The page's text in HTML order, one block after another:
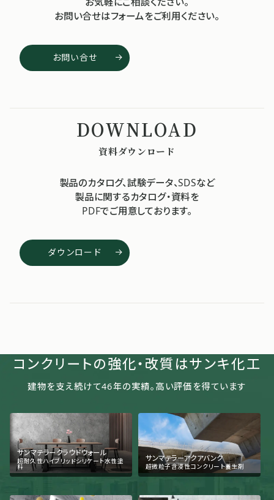
お問い合せはフォームをご利用ください。
お問い合せ
資料ダウンロード
製品のカタログ、試験データ、SDSなど
製品に関するカタログ・資料を
PDFでご用意しております。
ダウンロード
コンクリートの強化・改質はサンキ化工
建物を支え続けて46年の実績。高い評価を得ています
サンマテラークラウドウォール
超耐久性ハイブリッドシリケート水性塗
料
サンマテラーアクアバンク
超微粒子含浸性コンクリート養生剤